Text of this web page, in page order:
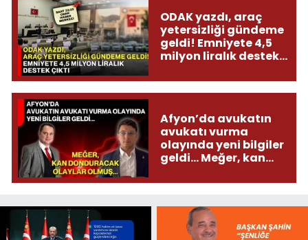
ODAK yazdı, araç
yetersizliği gündeme
geldi! Emniyete 4,5
milyon liralık destek
Afyon’da avukatın
avukatı vurma
olayında yeni bilgiler
geldi... Meğer, kan
olmuş...